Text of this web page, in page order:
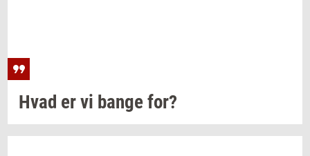
Hvad er vi bange for?